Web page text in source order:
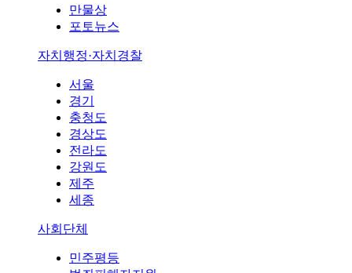
만물상
포토뉴스
자치행정·자치경찰
서울
경기
충청도
경상도
전라도
강원도
제주
세종
사회단체
민주평등